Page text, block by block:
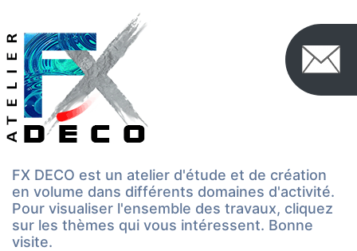
FX DECO est un atelier d'étude et de création
en volume dans différents domaines d'activité.
Pour visualiser l'ensemble des travaux, cliquez
sur les thèmes qui vous intéressent. Bonne
visite.